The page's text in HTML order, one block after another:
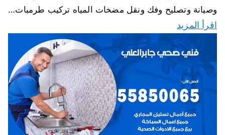
وصيانة وتصليح وفك ونقل مضخات المياه تركيب طرمبات…
اقرأ المزيد